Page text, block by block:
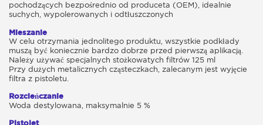
pochodzących bezpośrednio od produceta (OEM), idealnie
suchych, wypolerowanych i odtłuszczonych
Mieszanie
W celu otrzymania jednolitego produktu, wszystkie podkłady
muszą być koniecznie bardzo dobrze przed pierwszą aplikacją.
Należy używać specjalnych stożkowatych filtrów 125 ml
Przy dużych metalicznych cząsteczkach, zalecanym jest wyjęcie
filtra z pistoletu.
Rozcieńczanie
Woda destylowana, maksymalnie 5 %
Pistolet